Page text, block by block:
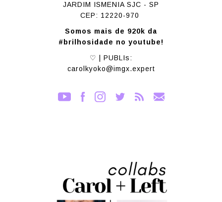
JARDIM ISMENIA SJC - SP
CEP: 12220-970
Somos mais de 920k da
#brilhosidade no youtube!
♡ | PUBLIs:
carolkyoko@imgx.expert